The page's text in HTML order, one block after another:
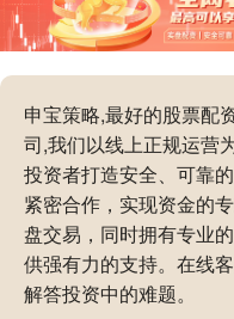
申宝策略,最好的股票配
司,我们以线上正规运营
投资者打造安全、可靠
紧密合作，实现资金的
盘交易，同时拥有专业
供强有力的支持。在线
解答投资中的难题。